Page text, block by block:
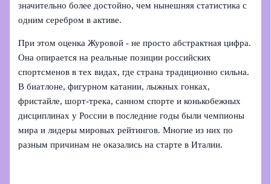
значительно более достойно, чем нынешняя статистика с
одним серебром в активе.
При этом оценка Журовой - не просто абстрактная цифра.
Она опирается на реальные позиции российских
спортсменов в тех видах, где страна традиционно сильна.
В биатлоне, фигурном катании, лыжных гонках,
фристайле, шорт‑трека, санном спорте и конькобежных
дисциплинах у России в последние годы были чемпионы
мира и лидеры мировых рейтингов. Многие из них по
разным причинам не оказались на старте в Италии.